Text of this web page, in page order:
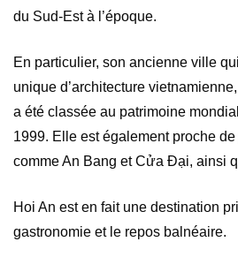
du Sud-Est à l’époque.
En particulier, son ancienne ville
unique d’architecture
a été classée au patrimoine
1999. Elle est également proche
comme An Bang et Cửa Đại, ainsi
Hoi An est en fait une destination
gastronomie et le repos balnéaire.